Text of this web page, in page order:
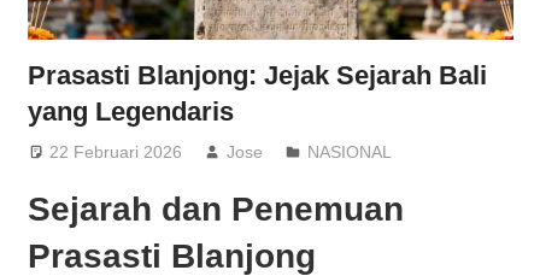
Prasasti Blanjong: Jejak Sejarah Bali
yang Legendaris
22 Februari 2026 Jose NASIONAL
Sejarah dan Penemuan
Prasasti Blanjong